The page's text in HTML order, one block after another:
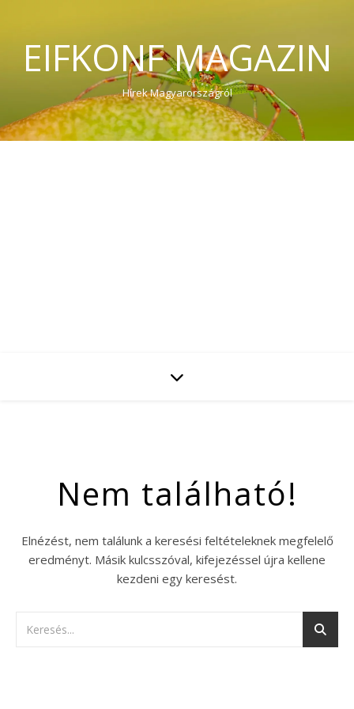
EIFKONF MAGAZIN
Hírek Magyarországról
Nem található!
Elnézést, nem találunk a keresési feltételeknek megfelelő
eredményt. Másik kulcsszóval, kifejezéssel újra kellene
kezdeni egy keresést.